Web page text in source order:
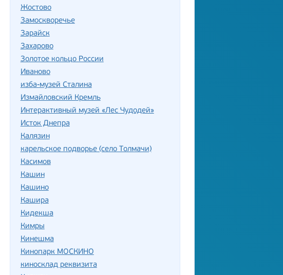
Жостово
Замоскворечье
Зарайск
Захарово
Золотое кольцо России
Иваново
изба-музей Сталина
Измайловский Кремль
Интерактивный музей «Лес Чудодей»
Исток Днепра
Калязин
карельское подворье (село Толмачи)
Касимов
Кашин
Кашино
Кашира
Кидекша
Кимры
Кинешма
Кинопарк МОСКИНО
киносклад реквизита